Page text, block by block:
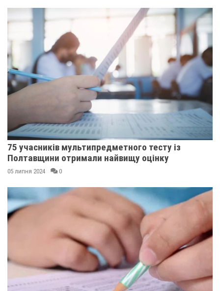
75 учасників мультипредметного тесту із
Полтавщини отримали найвищу оцінку
05 липня 2024 0